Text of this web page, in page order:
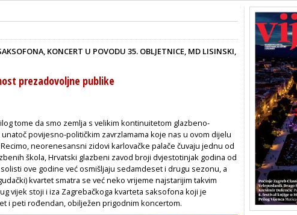
KONCERT U POVODU 35. OBLJETNICE, MD LISINSKI,
prezadovoljne publike
tome da smo zemlja s velikim kontinuitetom glazbeno-
povijesno-političkim zavrzlamama koje nas u ovom dijelu
neorenesansni zidovi karlovačke palače čuvaju jednu od
škola, Hrvatski glazbeni zavod broji dvjestotinjak godina od
ove godine već osmišljaju sedamdeset i drugu sezonu, a
kvartet smatra se već neko vrijeme najstarijim takvim
vijek stoji i iza Zagrebačkoga kvarteta saksofona koji je
i peti rođendan, obilježen prigodnim koncertom.